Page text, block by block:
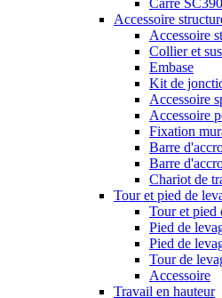
Carré
Accessoire
Accessoire
Collier et
Embase
Kit de
Accessoire
Accessoire
Fixation
Barre
Barre
Chariot de
Tour et pied de
Tour et pied
Pied de
Pied de
Tour de
Accessoire
Travail en hauteur